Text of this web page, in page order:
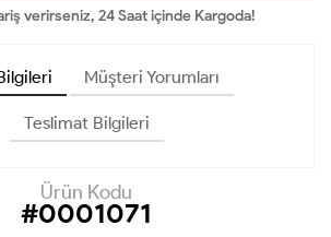
verirseniz, 24 Saat içinde Kargoda!
Müşteri Yorumları
Teslimat Bilgileri
Ürün Kodu
#0001071